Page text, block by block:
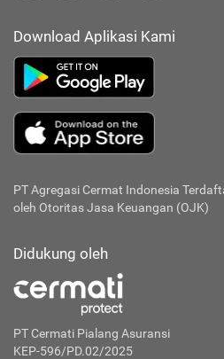
Download Aplikasi Kami
PT Agregasi Cermat Indonesia
oleh Otoritas Jasa Keuangan (OJK)
Didukung oleh
PT Cermati Pialang Asuransi
KEP-596/PD.02/2025